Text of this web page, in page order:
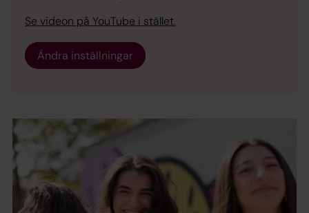
Se videon på YouTube i stället.
Ändra inställningar